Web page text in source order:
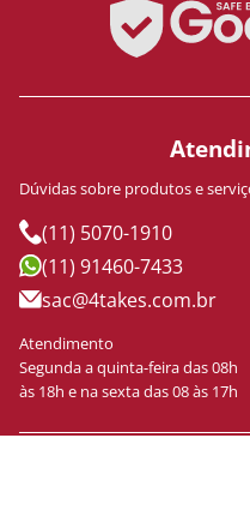
Dúvidas sobre produtos e
(11) 5070-1910
(11) 91460-7433
sac@4takes.com.br
Atendimento
Segunda a quinta-feira das 08h
às 18h e na sexta das 08 às 17h